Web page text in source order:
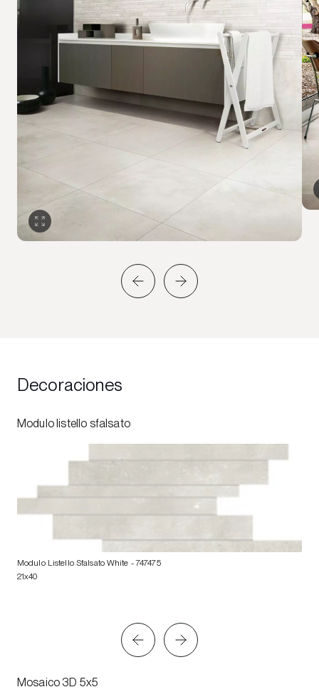
Decoraciones
Modulo listello sfalsato
Modulo Listello Sfalsato White - 747475
21x40
Mosaico 3D 5x5